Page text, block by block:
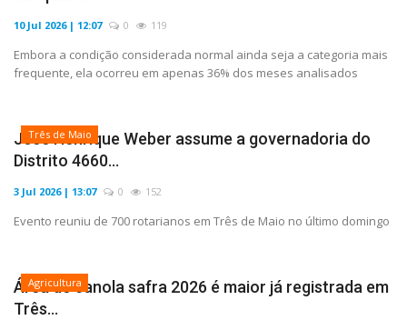
10 Jul 2026 | 12:07 0 119
Embora a condição considerada normal ainda seja a categoria mais
frequente, ela ocorreu em apenas 36% dos meses analisados
Três de Maio
José Henrique Weber assume a governadoria do
Distrito 4660...
3 Jul 2026 | 13:07 0 152
Evento reuniu de 700 rotarianos em Três de Maio no último domingo
Agricultura
Área de canola safra 2026 é maior já registrada em
Três...